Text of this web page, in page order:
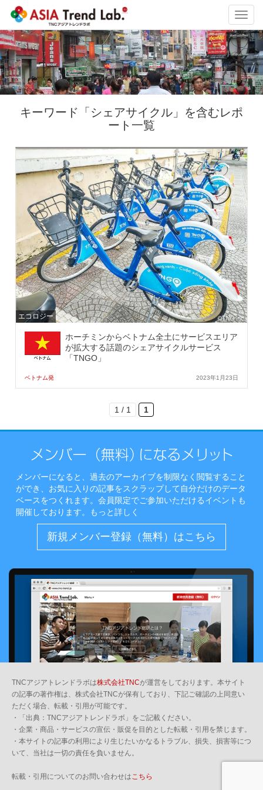
キーワード「シェアサイクル」を含むレポ
ート一覧
エコロジー
ホーチミンからベトナム全土にサービスエリア
が拡大する話題のシェアサイクルサービス
「TNGO」
ベトナム発 2023年1月23日
1 / 1 1
メンバーになると、過去のアーカイブを制限なく閲覧すること
ができ、お気に入りの記事をスクラップして自分だけのデータ
ベースをつくれます。会員限定でご参加いただけるイベントも
開催しております。
もっと詳しく
新規メンバー登録（無料）はこちら
TNCアジアトレンドラボは株式会社TNCが運営をしております。本サイト
の記事の著作権は、株式会社TNCが保有しており、下記ご確認の上同意い
ただく場合、転載・引用が可能です。
・「出典：TNCアジアトレンドラボ」をご記載ください。
・企業・商品・サービスの宣伝・販促を目的とした転載・引用を禁じます。
・本サイトの記事の利用により生じたいかなるトラブル、損失、損害等につ
いて、当社は一切の責任を負いません。
転載・引用についてのお問い合わせはこちら